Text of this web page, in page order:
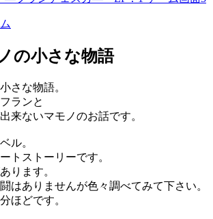
の小さな物語
さな物語。
ランと
来ないマモノのお話です。
ル。
トストーリーです。
ります。
はありませんが色々調べてみて下さい。
ほどです。